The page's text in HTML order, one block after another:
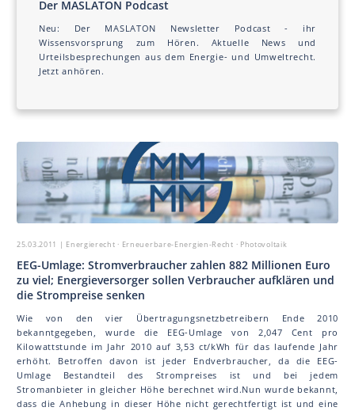
Der MAS LA TON Podcast
Neu: Der MAS LA TON Newsletter Podcast - ihr
Wissensvorsprung zum Hören. Aktuelle News und
Urteilsbesprechungen aus dem Energie- und Umweltrecht.
Jetzt anhören.
25.03.2011 | Energierecht · Erneuerbare-Energien-Recht · Photovoltaik
EEG-Umlage: Stromverbraucher zahlen 882 Millionen Euro
zu viel; Energieversorger sollen Verbraucher aufklären und
die Strompreise senken
Wie von den vier Übertragungsnetzbetreibern Ende 2010
bekanntgegeben, wurde die EEG-Umlage von 2,047 Cent pro
Kilowattstunde im Jahr 2010 auf 3,53 ct/kWh für das laufende Jahr
erhöht. Betroffen davon ist jeder Endverbraucher, da die EEG-
Umlage Bestandteil des Strompreises ist und bei jedem
Stromanbieter in gleicher Höhe berechnet wird.Nun wurde bekannt,
dass die Anhebung in dieser Höhe nicht gerechtfertigt ist und eine